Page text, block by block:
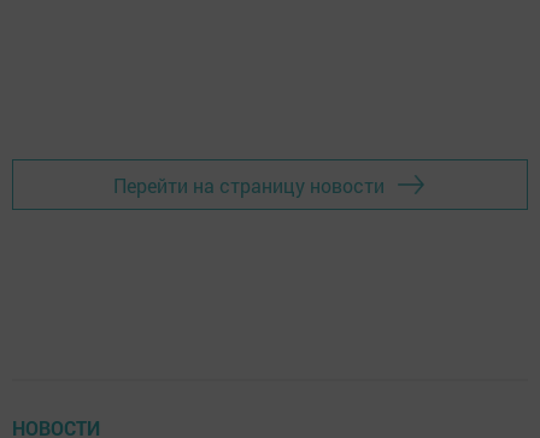
Перейти на страницу новости
НОВОСТИ